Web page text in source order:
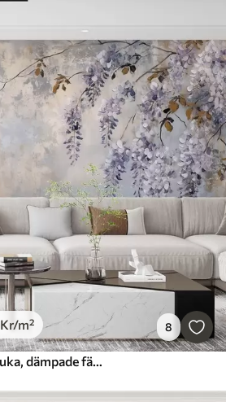
Kr/m² 8
strukturerad tapet i mjuka, dämpade färger med skira blåregnblommor och grenar